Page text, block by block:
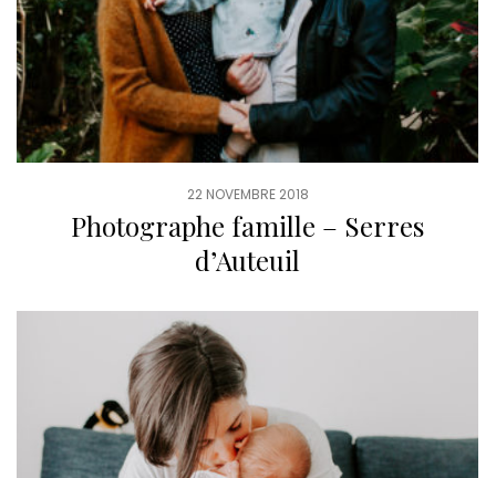
22 NOVEMBRE 2018
Photographe famille – Serres
d’Auteuil